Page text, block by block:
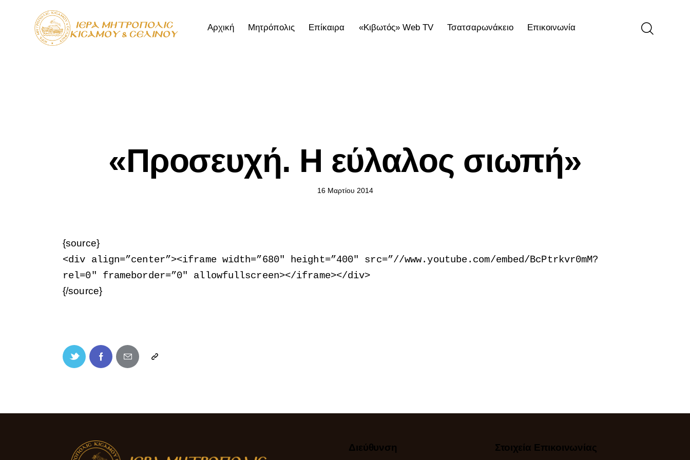
Αρχική Μητρόπολις Επίκαιρα «Κιβωτός» Web TV Τσατσαρωνάκειο Επικοινωνία
«Προσευχή. Η εύλαλος σιωπή»
16 Μαρτίου 2014
{source}
<div align=”center”><iframe width=”680″ height=”400″ src=”//www.youtube.com/embed/BcPtrkvr0mM?
rel=0″ frameborder=”0″ allowfullscreen></iframe></div>
{/source}
Διεύθυνση Στοιχεία Επικοινωνίας